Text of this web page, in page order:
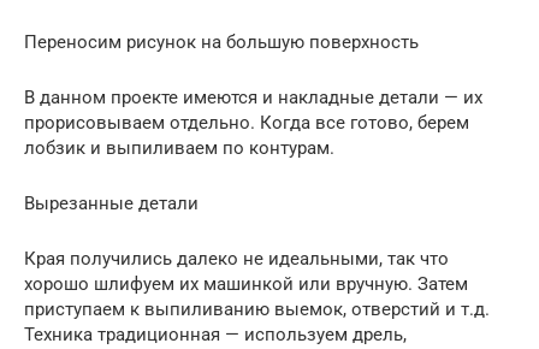
Переносим рисунок на большую поверхность
В данном проекте имеются и накладные детали — их
прорисовываем отдельно. Когда все готово, берем
лобзик и выпиливаем по контурам.
Вырезанные детали
Края получились далеко не идеальными, так что
хорошо шлифуем их машинкой или вручную. Затем
приступаем к выпиливанию выемок, отверстий и т.д.
Техника традиционная — используем дрель,